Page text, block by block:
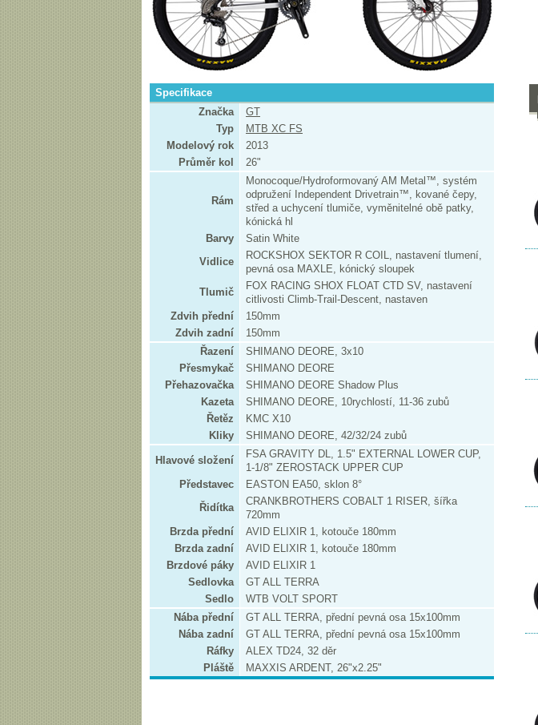
Specifikace
Značka
GT
Typ
MTB XC FS
Modelový rok
2013
Průměr kol
26"
Rám
Monocoque/Hydroformovaný AM Metal™, systém
odpružení Independent Drivetrain™, kované čepy,
střed a uchycení tlumiče, vyměnitelné obě patky,
kónická hl
Barvy
Satin White
Vidlice
ROCKSHOX SEKTOR R COIL, nastavení tlumení,
pevná osa MAXLE, kónický sloupek
Tlumič
FOX RACING SHOX FLOAT CTD SV, nastavení
citlivosti Climb-Trail-Descent, nastaven
Zdvih přední
150mm
Zdvih zadní
150mm
Řazení
SHIMANO DEORE, 3x10
Přesmykač
SHIMANO DEORE
Přehazovačka
SHIMANO DEORE Shadow Plus
Kazeta
SHIMANO DEORE, 10rychlostí, 11-36 zubů
Řetěz
KMC X10
Kliky
SHIMANO DEORE, 42/32/24 zubů
Hlavové složení
FSA GRAVITY DL, 1.5" EXTERNAL LOWER CUP,
1-1/8" ZEROSTACK UPPER CUP
Představec
EASTON EA50, sklon 8°
Řidítka
CRANKBROTHERS COBALT 1 RISER, šířka
720mm
Brzda přední
AVID ELIXIR 1, kotouče 180mm
Brzda zadní
AVID ELIXIR 1, kotouče 180mm
Brzdové páky
AVID ELIXIR 1
Sedlovka
GT ALL TERRA
Sedlo
WTB VOLT SPORT
Nába přední
GT ALL TERRA, přední pevná osa 15x100mm
Nába zadní
GT ALL TERRA, přední pevná osa 15x100mm
Ráfky
ALEX TD24, 32 děr
Pláště
MAXXIS ARDENT, 26"x2.25"